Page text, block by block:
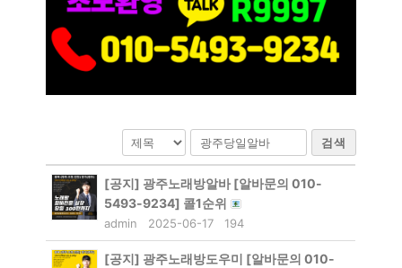
검색
[공지] 광주노래방알바 [알바문의 010-
5493-9234] 콜1순위
admin 2025-06-17 194
[공지] 광주노래방도우미 [알바문의 010-